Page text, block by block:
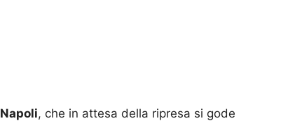
Napoli, che in attesa della ripresa si gode